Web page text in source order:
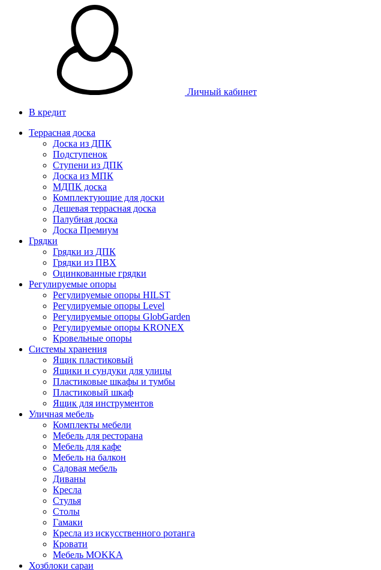
Личный кабинет
В кредит
Террасная доска
Доска из ДПК
Подступенок
Ступени из ДПК
Доска из МПК
МДПК доска
Комплектующие для доски
Дешевая террасная доска
Палубная доска
Доска Премиум
Грядки
Грядки из ДПК
Грядки из ПВХ
Оцинкованные грядки
Регулируемые опоры
Регулируемые опоры HILST
Регулируемые опоры Level
Регулируемые опоры GlobGarden
Регулируемые опоры KRONEX
Кровельные опоры
Системы хранения
Ящик пластиковый
Ящики и сундуки для улицы
Пластиковые шкафы и тумбы
Пластиковый шкаф
Ящик для инструментов
Уличная мебель
Комплекты мебели
Мебель для ресторана
Мебель для кафе
Мебель на балкон
Садовая мебель
Диваны
Кресла
Стулья
Столы
Гамаки
Кресла из искусственного ротанга
Кровати
Мебель MOKKA
Хозблоки сараи